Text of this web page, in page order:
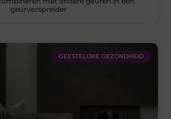
geurverspreider
GEESTELIJKE GEZONDHEID